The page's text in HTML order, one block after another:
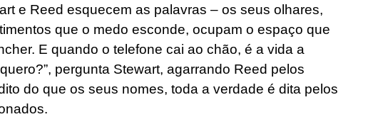
e Reed esquecem as palavras – os seus olhares,
que o medo esconde, ocupam o espaço que
E quando o telefone cai ao chão, é a vida a
pergunta Stewart, agarrando Reed pelos
do que os seus nomes, toda a verdade é dita pelos